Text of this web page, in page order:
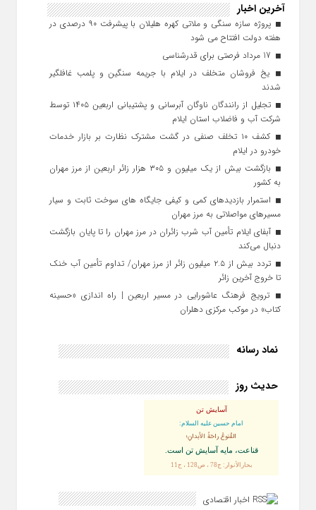
آخرین اخبار
پروژه سازه سنگی و ملاتی کهره هلیلان با پیشرفت ۹۰ درصدی در
هفته دولت افتتاح می شود
یخ‌ فروشان متخلف در ایلام با جریمه سنگین و پلمب غافلگیر
شدند
تجلیل از رانندگان ناوگان آبرسانی و پشتیبانی اربعین ۱۴۰۵ توسط
شرکت آب و فاضلاب استان ایلام
کشف ۱۰ تخلف صنفی در گشت مشترک نظارت بر بازار خدمات
خودرو در ایلام
بازگشت بیش از یک میلیون و ۳۰۵ هزار زائر اربعین از مرز مهران
به کشور
استمرار بازدیدهای کمی و کیفی جایگاه‌ های سوخت ثابت و سیار
مسیرهای مواصلاتی به مرز مهران
آبفای ایلام تأمین آب شرب زائران در مرز مهران را تا پایان بازگشت
دنبال می‌کند
تردد بیش از ۲.۵ میلیون زائر از مرز مهران/ تداوم تأمین آب خنک
تا خروج آخرین زائر
ترویج فرهنگ عاشورایی در مسیر اربعین | راه‌ اندازی «حسینه
کتاب» در موکب مرکزی دهلران
نماد رسانه
حدیث روز
آسایش تن
امام حسین علیه السلام:
القُنوعُ راحَةُ الأبدانِ؛
قناعت، مايه آسايش تن است.
بحارالأنوار: ج78 ، ص128 ، ح11
اخبار اقتصادی